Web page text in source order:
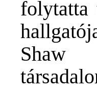
folytatta
Shaw